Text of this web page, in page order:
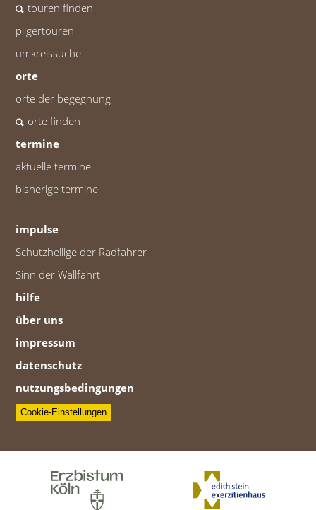
touren finden
pilgertouren
umkreissuche
orte
orte der begegnung
orte finden
termine
aktuelle termine
bisherige termine
impulse
Schutzheilige der Radfahrer
Sinn der Wallfahrt
hilfe
über uns
impressum
datenschutz
nutzungsbedingungen
Cookie-Einstellungen